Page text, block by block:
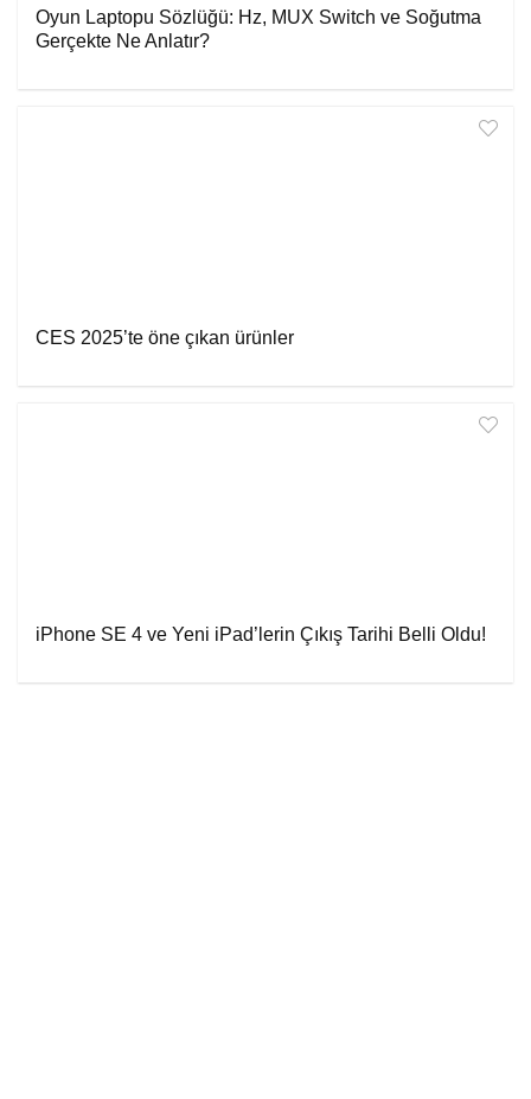
Oyun Laptopu Sözlüğü: Hz, MUX Switch ve Soğutma
Gerçekte Ne Anlatır?
CES 2025’te öne çıkan ürünler
iPhone SE 4 ve Yeni iPad’lerin Çıkış Tarihi Belli Oldu!